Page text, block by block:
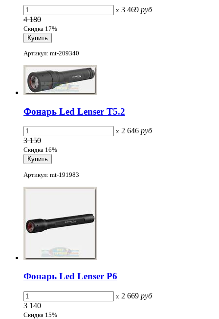
x 3 469 руб
4 180
Скидка 17%
Артикул: mt-209340
Фонарь Led Lenser T5.2
x 2 646 руб
3 150
Скидка 16%
Артикул: mt-191983
Фонарь Led Lenser P6
x 2 669 руб
3 140
Скидка 15%